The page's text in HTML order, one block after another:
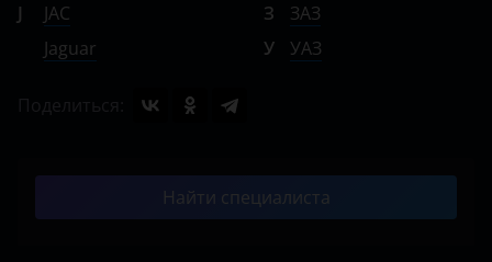
J
JAC
Jaguar
З
ЗАЗ
У
УАЗ
Найти специалиста